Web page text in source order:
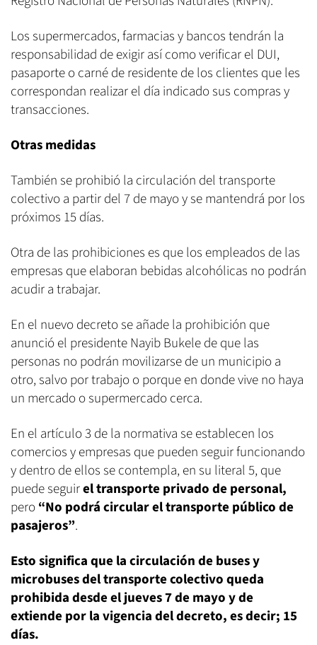
Los supermercados, farmacias y bancos tendrán la
responsabilidad de exigir así como verificar el DUI,
pasaporte o carné de residente de los clientes que les
correspondan realizar el día indicado sus compras y
transacciones.
Otras medidas
También se prohibió la circulación del transporte
colectivo a partir del 7 de mayo y se mantendrá por los
próximos 15 días.
Otra de las prohibiciones es que los empleados de las
empresas que elaboran bebidas alcohólicas no podrán
acudir a trabajar.
En el nuevo decreto se añade la prohibición que
anunció el presidente Nayib Bukele de que las
personas no podrán movilizarse de un municipio a
otro, salvo por trabajo o porque en donde vive no haya
un mercado o supermercado cerca.
En el artículo 3 de la normativa se establecen los
comercios y empresas que pueden seguir funcionando
y dentro de ellos se contempla, en su literal 5, que
puede seguirel transporte privado de personal,
pero“No podrá circular el transporte público de
pasajeros”.
Esto significa que la circulación de buses y
microbuses del transporte colectivo queda
prohibida desde el jueves 7 de mayo y de
extiende por la vigencia del decreto, es decir; 15
días.